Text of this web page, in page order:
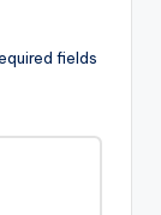
fields